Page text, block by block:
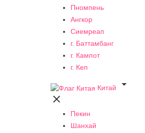
Пномпень
Ангкор
Сиемреап
г. Баттамбанг
г. Кампот
г. Кеп
Китай


Пекин
Шанхай